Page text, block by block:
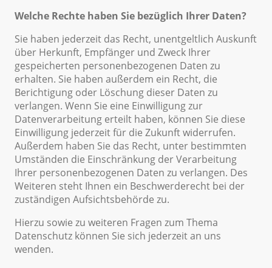
Welche Rechte haben Sie bezüglich Ihrer Daten?
Sie haben jederzeit das Recht, unentgeltlich Auskunft
über Herkunft, Empfänger und Zweck Ihrer
gespeicherten personenbezogenen Daten zu
erhalten. Sie haben außerdem ein Recht, die
Berichtigung oder Löschung dieser Daten zu
verlangen. Wenn Sie eine Einwilligung zur
Datenverarbeitung erteilt haben, können Sie diese
Einwilligung jederzeit für die Zukunft widerrufen.
Außerdem haben Sie das Recht, unter bestimmten
Umständen die Einschränkung der Verarbeitung
Ihrer personenbezogenen Daten zu verlangen. Des
Weiteren steht Ihnen ein Beschwerderecht bei der
zuständigen Aufsichtsbehörde zu.
Hierzu sowie zu weiteren Fragen zum Thema
Datenschutz können Sie sich jederzeit an uns
wenden.